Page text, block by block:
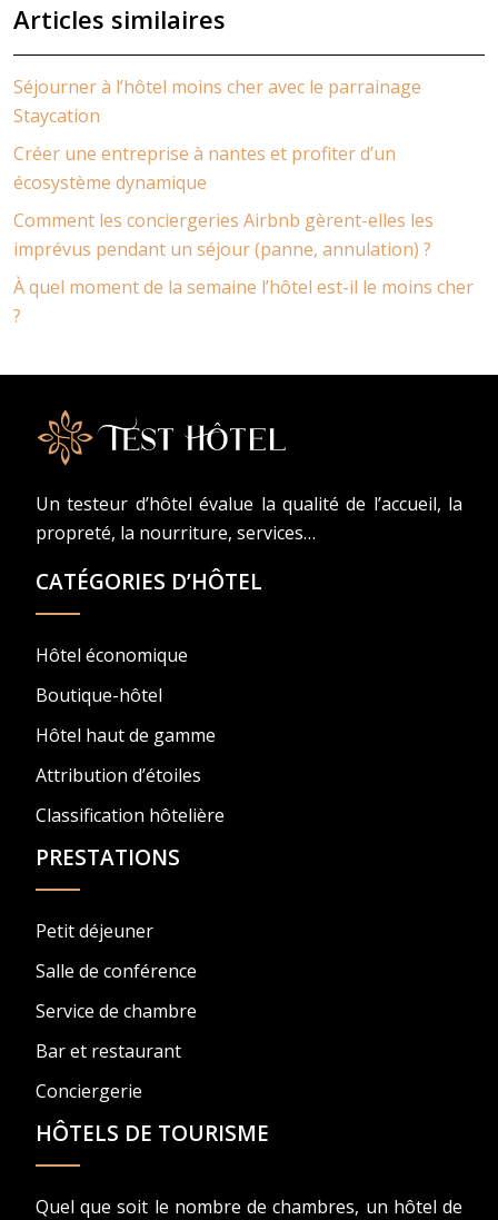
Articles similaires
Séjourner à l’hôtel moins cher avec le parrainage
Staycation
Créer une entreprise à nantes et profiter d’un
écosystème dynamique
Comment les conciergeries Airbnb gèrent-elles les
imprévus pendant un séjour (panne, annulation) ?
À quel moment de la semaine l’hôtel est-il le moins cher
?
Un testeur d’hôtel évalue la qualité de l’accueil, la
propreté, la nourriture, services…
CATÉGORIES D’HÔTEL
Hôtel économique
Boutique-hôtel
Hôtel haut de gamme
Attribution d’étoiles
Classification hôtelière
PRESTATIONS
Petit déjeuner
Salle de conférence
Service de chambre
Bar et restaurant
Conciergerie
HÔTELS DE TOURISME
Quel que soit le nombre de chambres, un hôtel de